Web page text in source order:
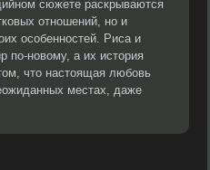
сюжете раскрываются
отношений, но и
особенностей. Риса и
по-новому, а их история
что настоящая любовь
местах, даже